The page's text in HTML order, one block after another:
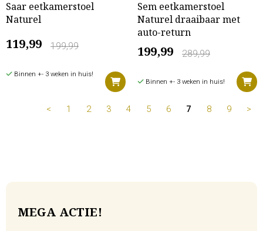
Saar eetkamerstoel
Naturel
199,99
119,99
Binnen +- 3 weken in huis!
Sem eetkamerstoel
Naturel draaibaar met
auto-return
289,99
199,99
Binnen +- 3 weken in huis!
< 1 2 3 4 5 6 7 8 9 >
MEGA ACTIE!